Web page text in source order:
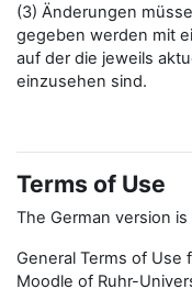
(3) Änderungen
gegeben werden mit
auf der die jeweils
einzusehen sind.
Terms of Use
The German version
General Terms of Use
Moodle of Ruhr-